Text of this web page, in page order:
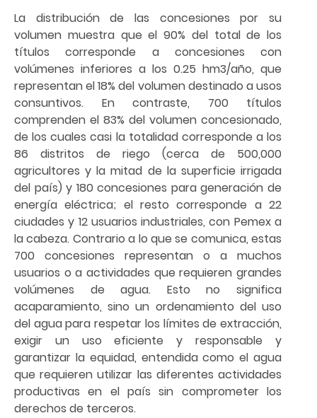
La distribución de las concesiones por su
volumen muestra que el 90% del total de los
títulos corresponde a concesiones con
volúmenes inferiores a los 0.25 hm3/año, que
representan el 18% del volumen destinado a usos
consuntivos. En contraste, 700 títulos
comprenden el 83% del volumen concesionado,
de los cuales casi la totalidad corresponde a los
86 distritos de riego (cerca de 500,000
agricultores y la mitad de la superficie irrigada
del país) y 180 concesiones para generación de
energía eléctrica; el resto corresponde a 22
ciudades y 12 usuarios industriales, con Pemex a
la cabeza. Contrario a lo que se comunica, estas
700 concesiones representan o a muchos
usuarios o a actividades que requieren grandes
volúmenes de agua. Esto no significa
acaparamiento, sino un ordenamiento del uso
del agua para respetar los límites de extracción,
exigir un uso eficiente y responsable y
garantizar la equidad, entendida como el agua
que requieren utilizar las diferentes actividades
productivas en el país sin comprometer los
derechos de terceros.